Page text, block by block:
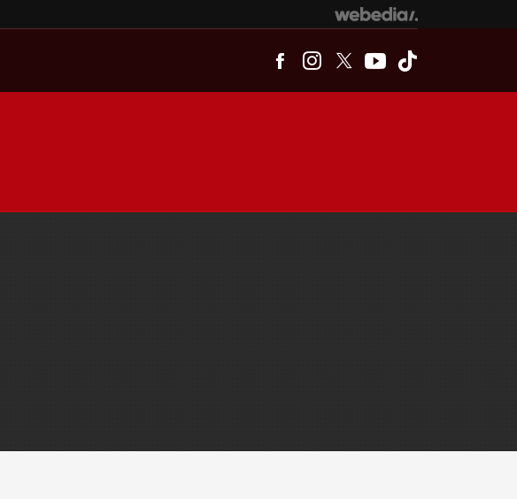
FacebookInstagram
Twitter Youtube